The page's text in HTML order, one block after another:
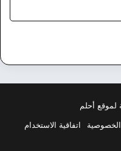
أحلم
اتفاقية الاستخدام